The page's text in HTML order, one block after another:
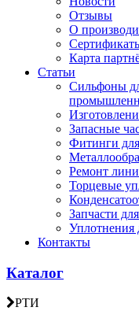
Отзывы
О
Карта
Статьи
Сильфоны
Запасные
Фитинги
Ремонт
Торцевые
Запчасти
Контакты
Каталог
РТИ